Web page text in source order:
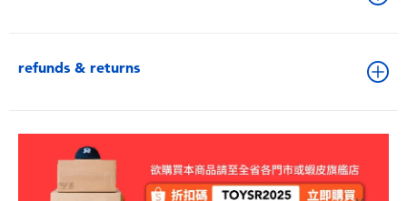
refunds & returns